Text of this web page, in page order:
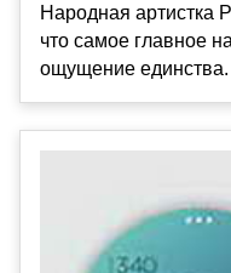
Народная артистка
что самое главное
ощущение единства.